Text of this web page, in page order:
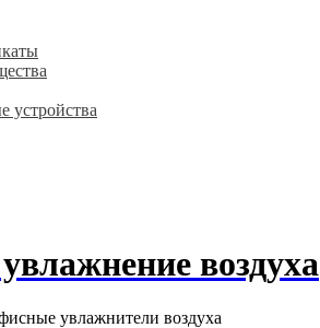
устройства
воздуха
увлажнители воздуха